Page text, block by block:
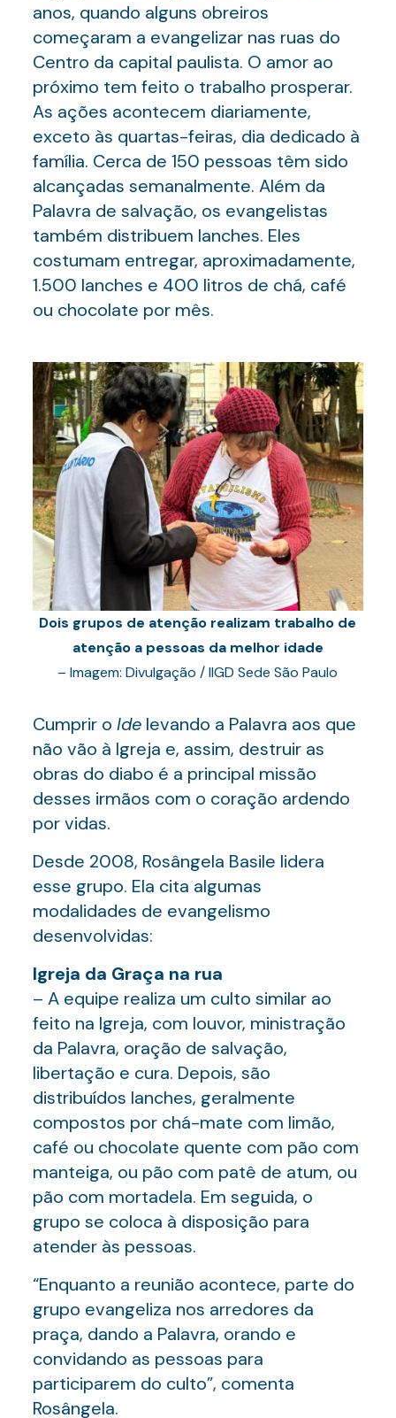
anos, quando alguns obreiros
começaram a evangelizar nas ruas do
Centro da capital paulista. O amor ao
próximo tem feito o trabalho prosperar.
As ações acontecem diariamente,
exceto às quartas-feiras, dia dedicado à
família. Cerca de 150 pessoas têm sido
alcançadas semanalmente. Além da
Palavra de salvação, os evangelistas
também distribuem lanches. Eles
costumam entregar, aproximadamente,
1.500 lanches e 400 litros de chá, café
ou chocolate por mês.
Dois grupos de atenção realizam trabalho de
atenção a pessoas da melhor idade
– Imagem: Divulgação / IIGD Sede São Paulo
Cumprir o Idelevando a Palavra aos que
não vão à Igreja e, assim, destruir as
obras do diabo é a principal missão
desses irmãos com o coração ardendo
por vidas.
Desde 2008, Rosângela Basile lidera
esse grupo. Ela cita algumas
modalidades de evangelismo
desenvolvidas:
Igreja da Graça na rua
– A equipe realiza um culto similar ao
feito na Igreja, com louvor, ministração
da Palavra, oração de salvação,
libertação e cura. Depois, são
distribuídos lanches, geralmente
compostos por chá-mate com limão,
café ou chocolate quente com pão com
manteiga, ou pão com patê de atum, ou
pão com mortadela. Em seguida, o
grupo se coloca à disposição para
atender às pessoas.
“Enquanto a reunião acontece, parte do
grupo evangeliza nos arredores da
praça, dando a Palavra, orando e
convidando as pessoas para
participarem do culto”, comenta
Rosângela.